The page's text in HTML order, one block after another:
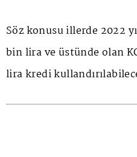
Söz konusu illerde 2022
bin lira ve üstünde olan
lira kredi